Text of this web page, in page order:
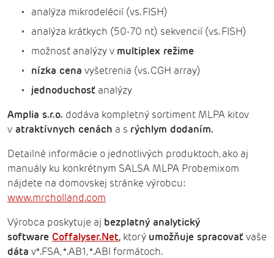
analýza mikrodelécií (vs. FISH)
analýza krátkych (50-70 nt) sekvencií (vs. FISH)
možnosť analýzy v multiplex režime
nízka cena vyšetrenia (vs. CGH array)
jednoduchosť analýzy
Amplia s.r.o. dodáva kompletný sortiment MLPA kitov
v atraktívnych cenách a s rýchlym dodaním.
Detailné informácie o jednotlivých produktoch, ako aj
manuály ku konkrétnym SALSA MLPA Probemixom
nájdete na domovskej stránke výrobcu:
www.mrcholland.com
Výrobca poskytuje aj bezplatný analytický
software Coffalyser.Net, ktorý umožňuje spracovaťvaše
dáta v*.FSA, *.AB1, *.ABI formátoch.